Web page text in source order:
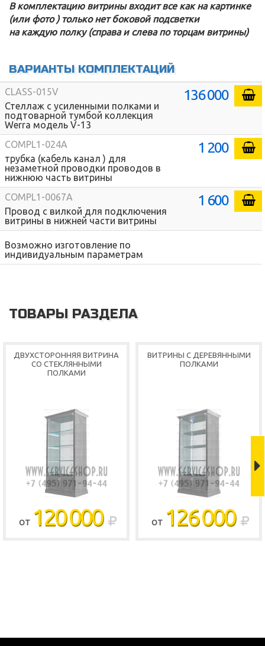
В комплектацию витрины входит все как на картинке
(или фото ) только нет боковой подсветки
на каждую полку (справа и слева по торцам витрины)
ВАРИАНТЫ КОМПЛЕКТАЦИЙ
CLASS-015V
Стеллаж с усиленными полками и
подтоварной тумбой коллекция
Werra модель V-13
136 000
COMPL1-024A
трубка (кабель канал ) для
незаметной проводки проводов в
нижнюю часть витрины
1 200
COMPL1-0067A
Провод с вилкой для подключения
витрины в нижней части витрины
1 600
Возможно изготовление по
индивидуальным параметрам
ТОВАРЫ РАЗДЕЛА
ДВУХСТОРОННЯЯ ВИТРИНА
СО СТЕКЛЯННЫМИ
ПОЛКАМИ
ОТ 120 000
ВИТРИНЫ С ДЕРЕВЯННЫМИ
ПОЛКАМИ
ОТ 126 000